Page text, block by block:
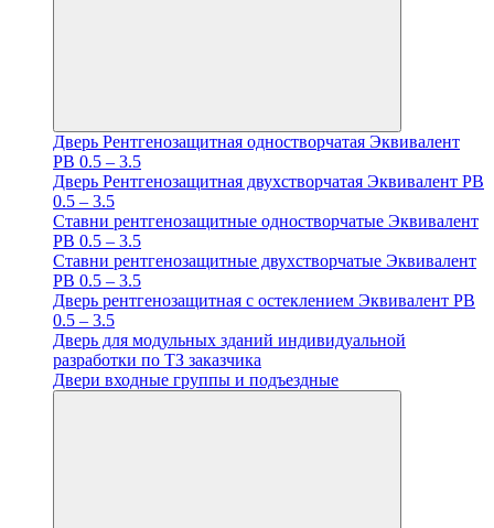
Дверь Рентгенозащитная одностворчатая Эквивалент
PB 0.5 – 3.5
Дверь Рентгенозащитная двухстворчатая Эквивалент PB
0.5 – 3.5
Ставни рентгенозащитные одностворчатые Эквивалент
PB 0.5 – 3.5
Ставни рентгенозащитные двухстворчатые Эквивалент
PB 0.5 – 3.5
Дверь рентгенозащитная с остеклением Эквивалент PB
0.5 – 3.5
Дверь для модульных зданий индивидуальной
разработки по ТЗ заказчика
Двери входные группы и подъездные